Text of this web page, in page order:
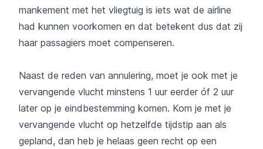
mankement met het vliegtuig is iets wat de airline
had kunnen voorkomen en dat betekent dus dat zij
haar passagiers moet compenseren.
Naast de reden van annulering, moet je ook met je
vervangende vlucht minstens 1 uur eerder óf 2 uur
later op je eindbestemming komen. Kom je met je
vervangende vlucht op hetzelfde tijdstip aan als
gepland, dan heb je helaas geen recht op een